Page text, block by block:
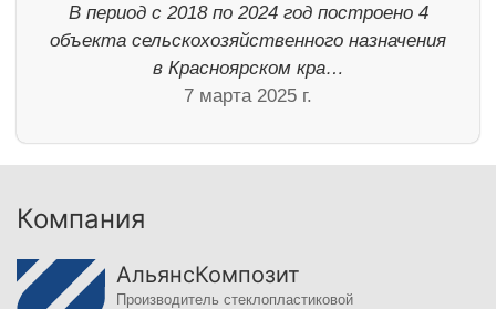
В период с 2018 по 2024 год построено 4
объекта сельскохозяйственного назначения
в Красноярском кра…
7 марта 2025 г.
Компания
АльянсКомпозит
Производитель стеклопластиковой